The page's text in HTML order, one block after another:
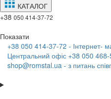
КАТАЛОГ
+38 050 414-37-72
Показати
+38 050 414-37-72 - Інтернет-
Центральний офіс +38 050 468-
shop@romstal.ua - з питань